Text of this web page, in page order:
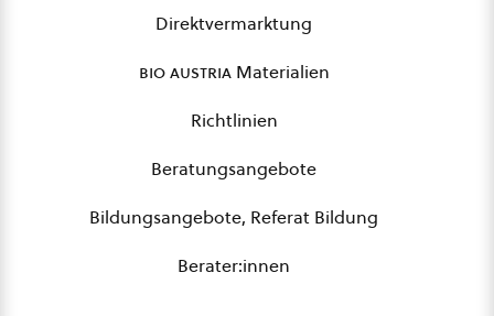
Direktvermarktung
bio austriaMaterialien
Richtlinien
Beratungsangebote
Bildungsangebote, Referat Bildung
Berater:innen